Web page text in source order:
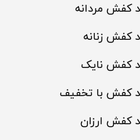
کفش مردانه
کفش زنانه
کفش نایک
کفش با تخفیف
کفش ارزان